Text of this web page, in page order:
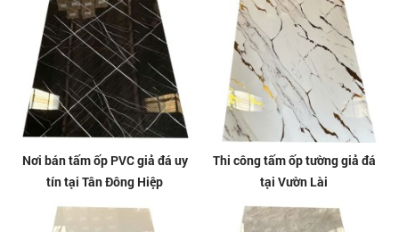
Nơi bán tấm ốp PVC giả đá uy
tín tại Tân Đông Hiệp
Thi công tấm ốp tường giả đá
tại Vườn Lài